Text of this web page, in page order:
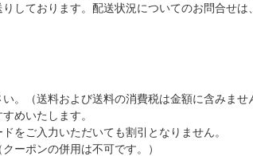
しております。配送状況についてのお問合せ
。（送料および送料の消費税は金額に含みませ
めいたします。
をご入力いただいても割引となりません。
ーポンの併用は不可です。）